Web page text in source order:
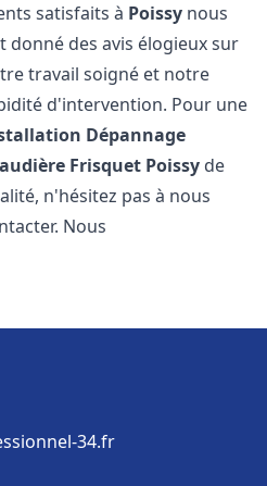
satisfaits à Poissy nous
donné des avis élogieux sur
travail soigné et notre
d'intervention. Pour une
Dépannage
Frisquet Poissy de
n'hésitez pas à nous
Nous
34.fr